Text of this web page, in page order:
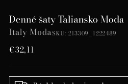
Denné šaty Taliansko Moda
Italy ModaSKU: 213309_1222489
Bežná
€32,11